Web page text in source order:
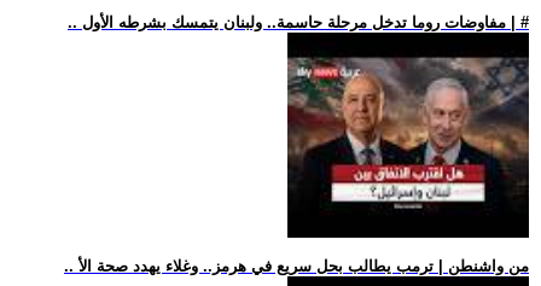
.. مفاوضات روما تدخل مرحلة حاسمة.. ولبنان يتمسك بشرطه الأول | #
.. من واشنطن | ترمب يطالب بحل سريع في هرمز.. وغلاء يهدد صحة الأ